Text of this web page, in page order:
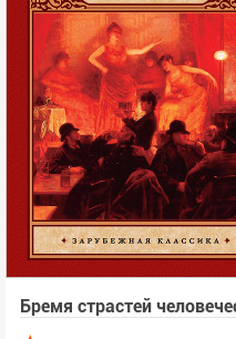
Бремя страстей